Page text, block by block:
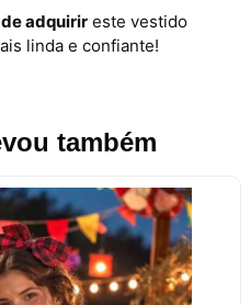
adquirir este vestido
linda e confiante!
também